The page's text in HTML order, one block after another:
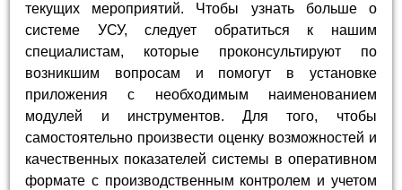
текущих мероприятий. Чтобы узнать больше о
системе УСУ, следует обратиться к нашим
специалистам, которые проконсультируют по
возникшим вопросам и помогут в установке
приложения с необходимым наименованием
модулей и инструментов. Для того, чтобы
самостоятельно произвести оценку возможностей и
качественных показателей системы в оперативном
формате с производственным контролем и учетом